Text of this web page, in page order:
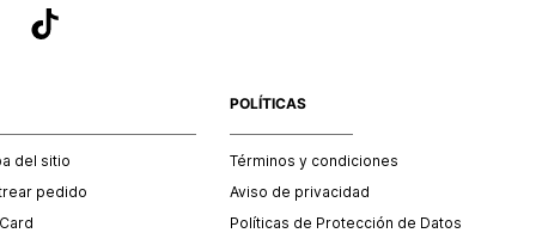
del sitio
pedido
POLÍTICAS
Términos y condiciones
Aviso de privacidad
Políticas de Protección de Datos